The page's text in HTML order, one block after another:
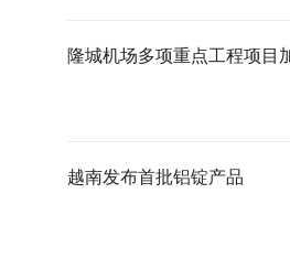
隆城机场多项重点工程项目
越南发布首批铝锭产品